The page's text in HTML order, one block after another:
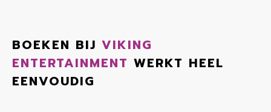
BOEKEN BIJ VIKING
ENTERTAINMENT WERKT HEEL
EENVOUDIG